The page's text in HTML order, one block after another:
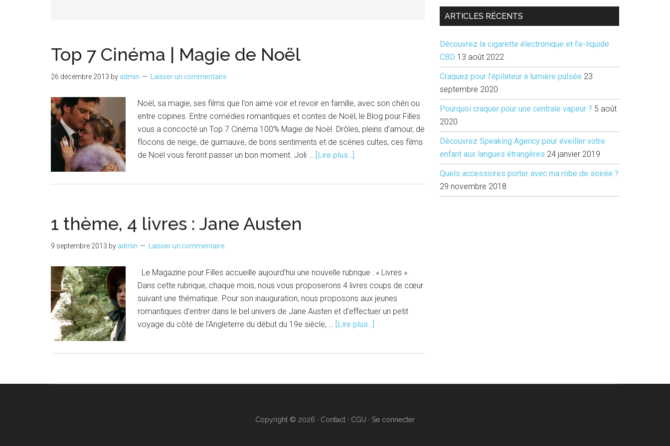
Top 7 Cinéma | Magie de Noël
26 décembre 2013 byadmin Laisser un commentaire
Noël, sa magie, ses films que l’on aime voir et revoir en famille, avec son chéri ou
entre copines. Entre comédies romantiques et contes de Noël, le Blog pour Filles
vous a concocté un Top 7 Cinéma 100% Magie de Noël. Drôles, pleins d’amour, de
flocons de neige, de guimauve, de bons sentiments et de scènes cultes, ces films
de Noël vous feront passer un bon moment. Joli … [Lire plus...]
1 thème, 4 livres : Jane Austen
9 septembre 2013 byadmin Laisser un commentaire
Le Magazine pour Filles accueille aujourd’hui une nouvelle rubrique : « Livres ».
Dans cette rubrique, chaque mois, nous vous proposerons 4 livres coups de cœur
suivant une thématique. Pour son inauguration, nous proposons aux jeunes
romantiques d’entrer dans le bel univers de Jane Austen et d’effectuer un petit
voyage du côté de l’Angleterre du début du 19e siècle, … [Lire plus...]
Austen
...
ARTICLES RÉCENTS
Découvrez la cigarette électronique et l’e-liquide
CBD 13 août 2022
Craquez pour l’épilateur à lumière pulsée 23
septembre 2020
Pourquoi craquer pour une centrale vapeur ? 5 août
2020
Découvrez Speaking Agency pour éveiller votre
enfant aux langues étrangères 24 janvier 2019
Quels accessoires porter avec ma robe de soirée ?
29 novembre 2018
Copyright © 2026 · Contact · CGU · Se connecter